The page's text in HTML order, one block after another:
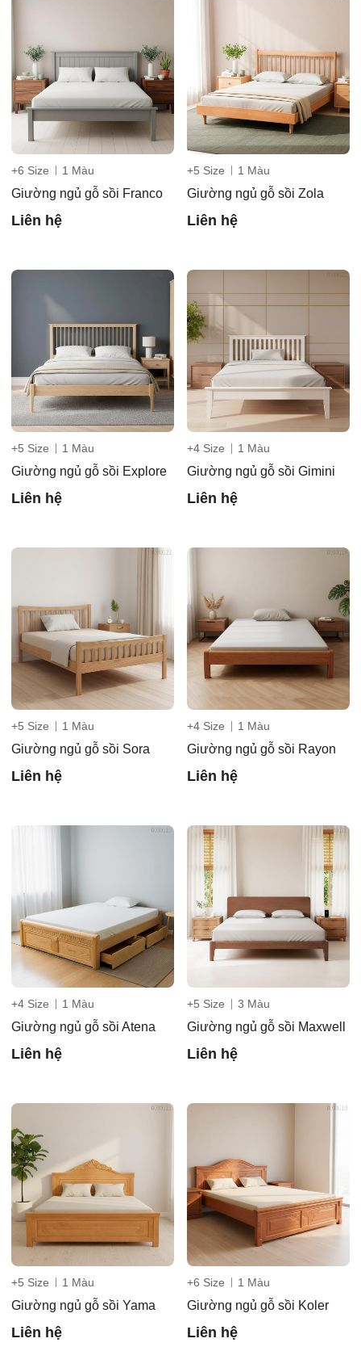
huyện
Hóc Môn,
TP. HCM
+6 Size 1 Màu
Giường ngủ gỗ sồi Franco
Liên hệ
+5 Size 1 Màu
Giường ngủ gỗ sồi Zola
Liên hệ
+5 Size 1 Màu
Giường ngủ gỗ sồi Explore
Liên hệ
+4 Size 1 Màu
Giường ngủ gỗ sồi Gimini
Liên hệ
+5 Size 1 Màu
Giường ngủ gỗ sồi Sora
Liên hệ
+4 Size 1 Màu
Giường ngủ gỗ sồi Rayon
Liên hệ
+4 Size 1 Màu
Giường ngủ gỗ sồi Atena
Liên hệ
+5 Size 3 Màu
Giường ngủ gỗ sồi Maxwell
Liên hệ
+5 Size 1 Màu
Giường ngủ gỗ sồi Yama
Liên hệ
+6 Size 1 Màu
Giường ngủ gỗ sồi Koler
Liên hệ